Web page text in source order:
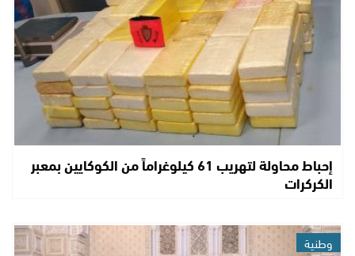
إحباط محاولة لتهريب 61 كيلوغراماً من الكوكايين بمعبر
الكركرات
وطنية